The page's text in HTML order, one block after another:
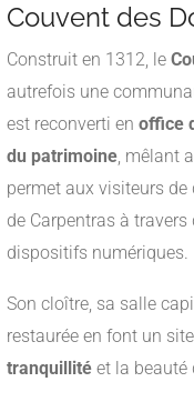
Couvent des
Construit en 1312, le
autrefois une
est reconverti en office
du patrimoine, mêlant
permet aux visiteurs de
de Carpentras à
dispositifs numériques.
Son cloître, sa salle
restaurée en font un
tranquillité et la beauté